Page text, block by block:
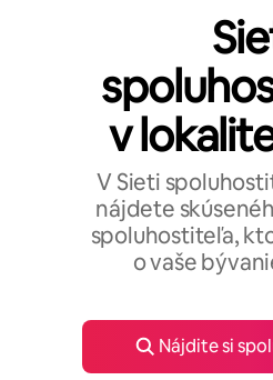
v
V Sieti
nájdete
spoluhostiteľa,
o vaše
Nájdite si